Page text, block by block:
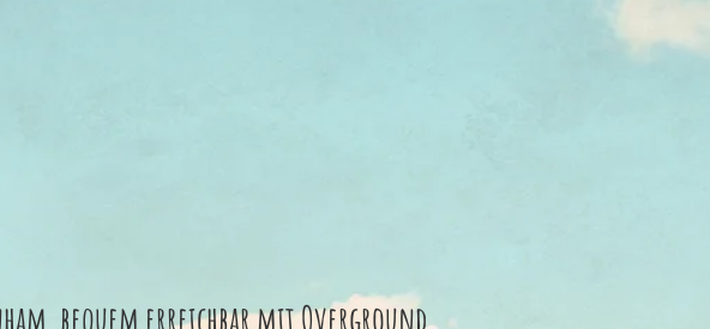
bequem erreichbar mit Overground